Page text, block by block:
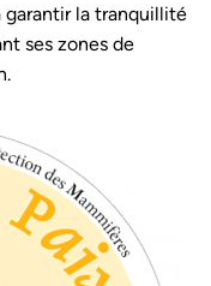
garantir la tranquillité
ses zones de